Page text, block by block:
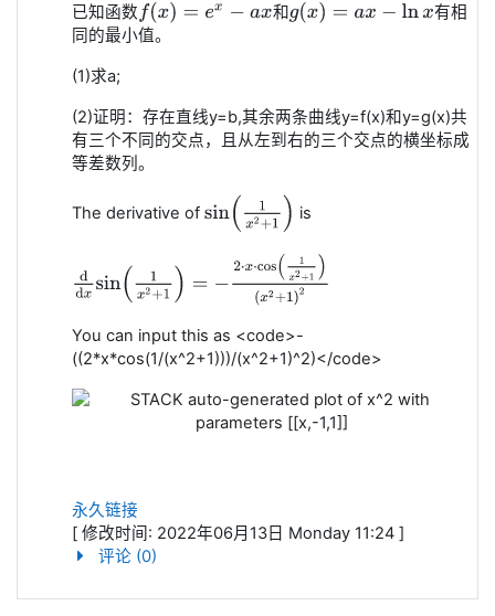
已知函数
和
f(x)=ex− ax 和g (x)=ax−lnx
有相
同的最小值。
(1)求a;
(2)证明：存在直线y=b,其余两条曲线y=f(x)和y=g(x)共
有三个不同的交点，且从左到右的三个交点的横坐标成
等差数列。
The derivative of sin 1 2+ ) is
1 1) cos(1x2+1)(
You can input this as <code>-
((2*x*cos(1/(x^2+1)))/(x^2+1)^2)</code>
永久链接
[ 修改时间: 2022年06月13日 Monday 11:24 ]
评论 (0)